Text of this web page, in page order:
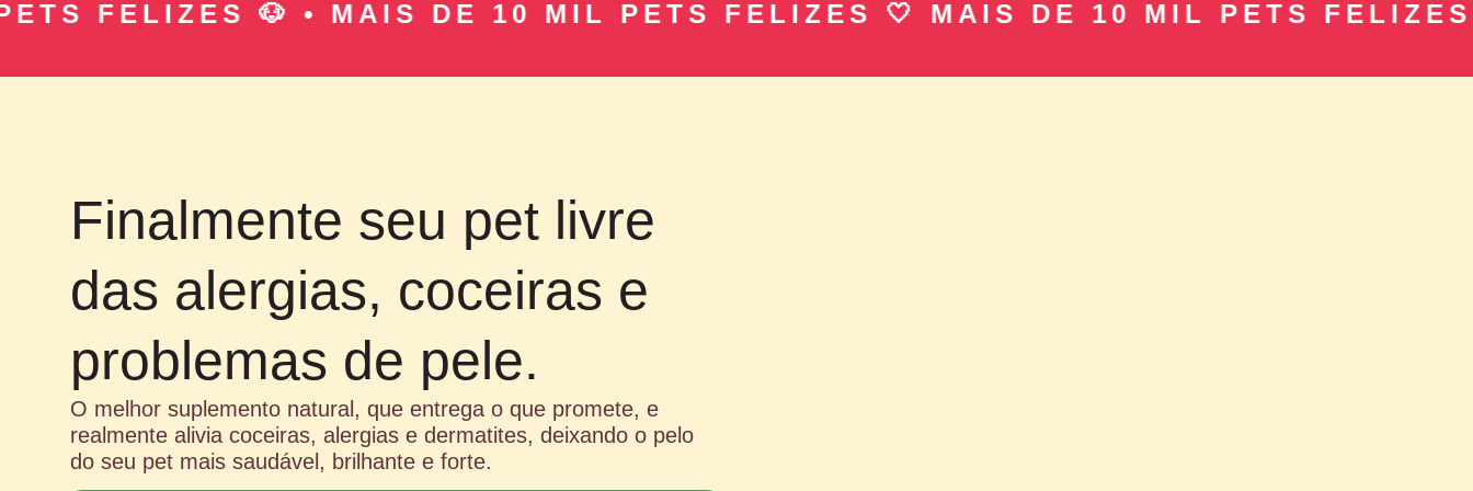
FELIZES 🐶 • MAIS DE 10 MIL PETS FELIZES 🤍 MAIS DE 10 MIL PETS FELIZES
Finalmente seu pet livre
das alergias, coceiras e
problemas de pele.
O melhor suplemento natural, que entrega o que promete, e
realmente alivia coceiras, alergias e dermatites, deixando o pelo
do seu pet mais saudável, brilhante e forte.